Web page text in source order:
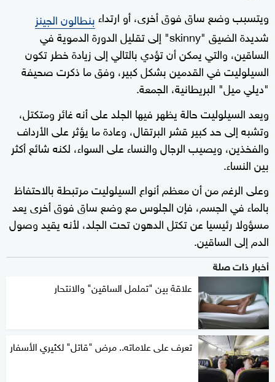
ويتسبب وضع ساق فوق أخرى، أو ارتداء بنطالون الجينز
شديدة الضيق "skinny" إلى تقليل الدورة الدموية في
الساقين، والتي يمكن أن تؤدي بالتالي إلى زيادة خطر تكون
السيلوليت في القدمين بشكل كبير، وفق ما ذكرت صحيفة
"ديلي ميل" البريطانية، الجمعة.
ويعد السيلوليت حالة يظهر فيها الجلد على أنه غائر ومتكتل،
وتشبه إلى حد كبير قشر البرتقال، وعادة ما يؤثر على الأرداف
والفخذين، ويصيب الرجال والنساء على السواء، لكنه شائع أكثر
بين النساء.
وعلى الرغم من أن معظم أنواع السيلوليت مرتبطة بالاحتفاظ
بالماء في الجسم، فإن الجلوس مع وضع ساق فوق أخرى يعد
مسؤولا رئيسيا عن تكتل الدهون تحت الجلد، لأنه يقيد وصول
الدم إلى الساقين.
أخبار ذات صلة
علاقة بين "تململ الساقين" والانتحار
تعرف على علاماته.. مرض "قاتل" لكثيري الأسفار